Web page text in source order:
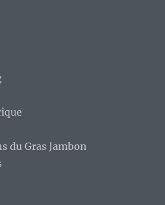
du Gras Jambon